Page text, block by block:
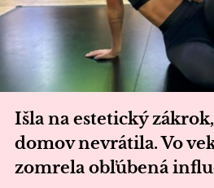
Išla na estetický
domov nevrátila. Vo
zomrela obľúbená